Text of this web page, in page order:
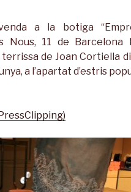
a la botiga
Nous, 11 de Barcelona
de Joan Cortiella
a l’apartat d’estris